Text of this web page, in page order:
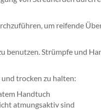
um reifende
benutzen. Strümpfe und
trocken zu halten:
Handtuch
atmungsaktiv sind